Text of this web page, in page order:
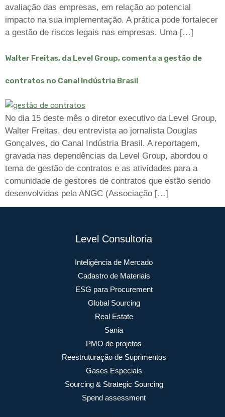
avaliação das empresas, em relação ao potencial
impacto na sua implementação. A prática pode fortalecer
a gestão de riscos legais nas empresas. Uma […]
Walter Freitas, da Level Group, comenta a gestão de
contratos no Canal Indústria Brasil
No dia 15 deste mês o diretor executivo da Level Group,
Walter Freitas, deu entrevista ao jornalista Douglas
Gonçalves, do Canal Indústria Brasil. A reportagem,
gravada nas dependências da Level Group, abordou o
tema de gestão de contratos e as atividades para a
comunidade de gestores de contratos que estão sendo
desenvolvidas pela ANGC (Associação […]
Level Consultoria
Inteligência de Mercado
Cadastro de Materiais
ESG para Procurement
Global Sourcing
Real Estate
Sania
PMO de projetos
Reestruturação de Suprimentos
Gases Especiais
Sourcing & Strategic Sourcing
Spend assessment